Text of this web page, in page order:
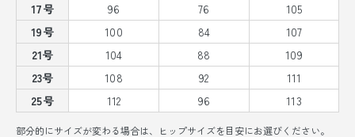
17号
96 76
105
19号
100 84
107
21号
104 88
109
23号
108 92
111
25号
112 96 113
部分的にサイズが変わる場合は、ヒップサイズを目安にお選びください。